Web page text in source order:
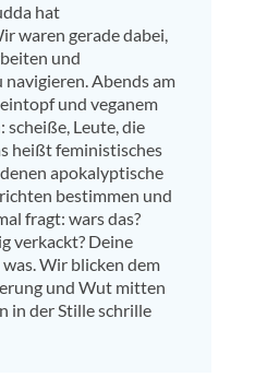
hat
waren gerade dabei,
und
Abends am
und veganem
Leute, die
heißt feministisches
apokalyptische
bestimmen und
fragt: wars das?
verkackt? Deine
Wir blicken dem
und Wut mitten
in der Stille schrille